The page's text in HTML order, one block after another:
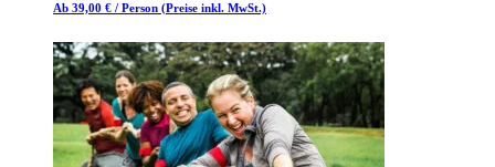
Ab 39,00 € / Person (Preise inkl. MwSt.)